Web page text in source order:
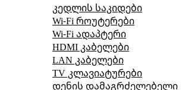
კედლის საკიდები
Wi-Fi როუტერები
Wi-Fi ადაპტერი
HDMI კაბელები
LAN კაბელები
TV კლავიატურები
დენის დამაგრძელებელი